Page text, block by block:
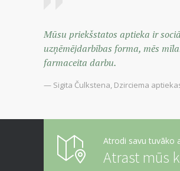
Mūsu priekšstatos aptieka ir
uzņēmējdarbības forma, mēs
farmaceita darbu.
— Sigita Čulkstena, Dzirciema
Atrodi savu tuvāko
Atrast mūs